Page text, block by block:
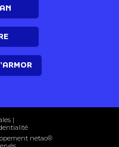
|
netao®